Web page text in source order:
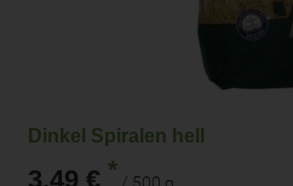
Dinkel Spiralen hell
3,49 € * / 500 g